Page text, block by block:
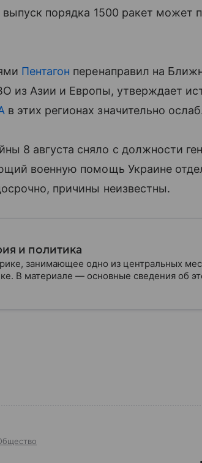
порядка 1500 ракет может
Пентагон перенаправил на
из Азии и Европы, утверждает
в этих регионах значительно
8 августа сняло с должности
военную помощь Украине
причины неизвестны.
и политика
занимающее одно из центральных
В материале — основные сведения об